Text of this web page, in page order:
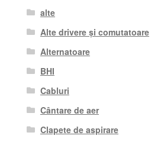
alte
Alte drivere și comutatoare
Alternatoare
BHI
Cabluri
Cântare de aer
Clapete de aspirare